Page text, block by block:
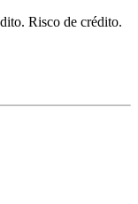
Risco de crédito.